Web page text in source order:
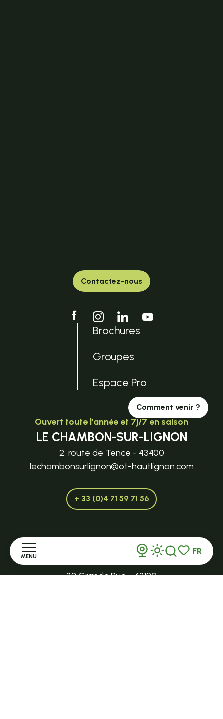
MENU
Voir les
Recherche
FR
Contactez-nous
Brochures
Groupes
Espace Pro
Comment venir ?
Ouvert toute l'année et 7j/7 en saison
LE CHAMBON-SUR-LIGNON
2, route de Tence - 43400
lechambonsurlignon@ot-hautlignon.com
+ 33 (0)4 71 59 71 56
Ouvert toute l'année et 7j/7 en saison
32 Grande Rue - 43190